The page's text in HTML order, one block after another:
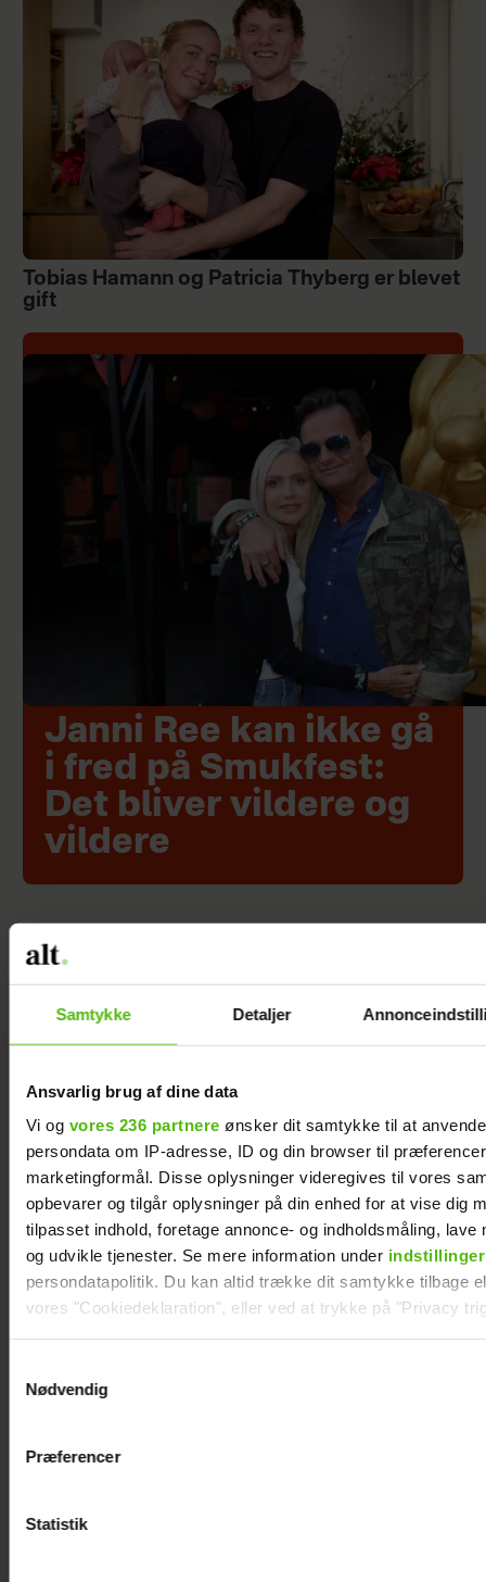
Samtykke Detaljer
Ansvarlig brug af dine data
Vi og vores 236 partnere ønsker dit samtykke til at
persondata om IP-adresse, ID og din browser til
marketingformål. Disse oplysninger videregives til vores
opbevarer og tilgår oplysninger på din enhed for at vise dig
tilpasset indhold, foretage annonce- og indholdsmåling, lave
og udvikle tjenester. Se mere information under indstillinger
persondatapolitik. Du kan altid trække dit samtykke tilbage
vores "Cookiedeklaration", eller ved at trykke på "Privacy
Vi anvender egne cookies og cookies fra tredjeparter til at
generere statistik og huske dine præferencer samt til brug
Nødvendig
Præferencer
Statistik
Tobias Hamann og Patricia Thyberg er blevet
gift
Janni Ree kan ikke gå
i fred på Smukfest:
Det bliver vildere og
vildere
Mai Manniche afslører ny
flamme